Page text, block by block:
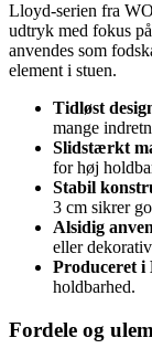
Lloyd-serien fra
udtryk med fokus
anvendes som
element i stuen.
Tidløst
mange
Slidstærkt
for høj
Stabil
3 cm sikrer
Alsidig
eller
Produceret i
holdbarhed.
Fordele og